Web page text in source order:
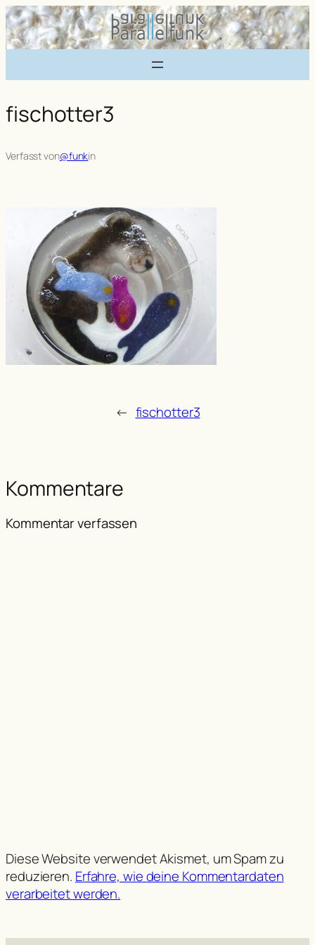
Zum
Inhalt
springen
fischotter3
Verfasst von@funkin
← fischotter3
Kommentare
Kommentar verfassen
Diese Website verwendet Akismet, um Spam zu
reduzieren. Erfahre, wie deine Kommentardaten
verarbeitet werden.